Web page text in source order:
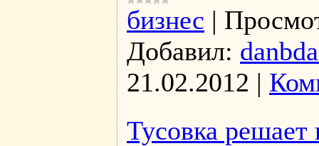
бизнес |
Добавил:
21.02.2012 |
Тусовка решает